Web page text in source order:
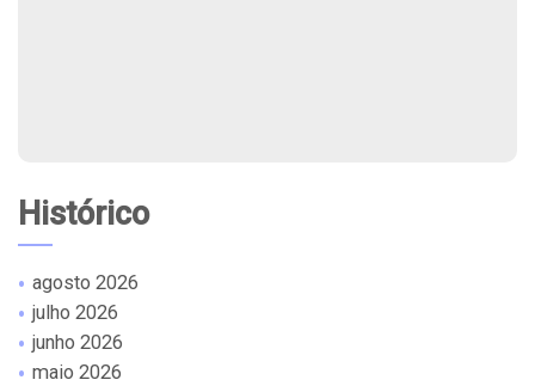
Histórico
agosto 2026
julho 2026
junho 2026
maio 2026